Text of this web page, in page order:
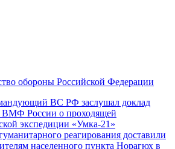
обороны Российской Федерации
ВС РФ заслушал доклад
ВМФ России о проходящей
экспедиции «Умка-21»
реагирования доставили
населенного пункта Норагюх в